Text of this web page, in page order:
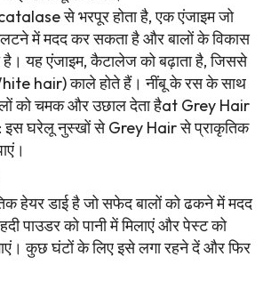
से भरपूर होता है, एक एंजाइम जो
में मदद कर सकता है और बालों के विकास
है। यह एंजाइम, कैटालेज को बढ़ाता है, जिससे
hair) काले होते हैं। नींबू के रस के साथ
को चमक और उछाल देता हैat Grey Hair
घरेलू नुस्खों से Grey Hair से प्राकृतिक
हेयर डाई है जो सफेद बालों को ढकने में मदद
पाउडर को पानी में मिलाएं और पेस्ट को
कुछ घंटों के लिए इसे लगा रहने दें और फिर